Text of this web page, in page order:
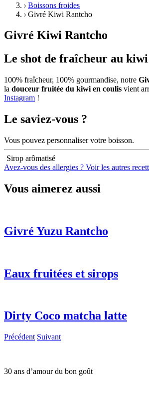
Boissons froides
Givré Kiwi Rantcho
Givré Kiwi Rantcho
Le shot de fraîcheur au
100% fraîcheur, 100% gourmandise, notre
la douceur fruitée du kiwi en coulis vient
Instagram !
Le saviez-vous ?
Vous pouvez personnaliser votre boisson.
Sirop arômatisé
Avez-vous des allergies ? Voir les autres
Vous aimerez aussi
Givré Yuzu Rantcho
Eaux fruitées et sirops
Dirty Coco matcha latte
Précédent Suivant
30 ans d’amour du bon goût